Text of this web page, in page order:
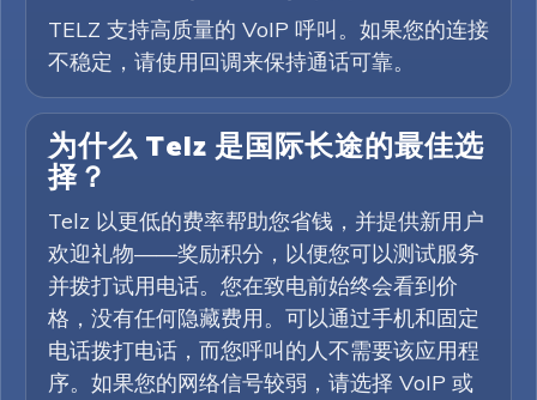
TELZ 支持高质量的 VoIP 呼叫。如果您的连接
不稳定，请使用回调来保持通话可靠。
为什么 Telz 是国际长途的最佳选
择？
Telz 以更低的费率帮助您省钱，并提供新用户
欢迎礼物——奖励积分，以便您可以测试服务
并拨打试用电话。您在致电前始终会看到价
格，没有任何隐藏费用。可以通过手机和固定
电话拨打电话，而您呼叫的人不需要该应用程
序。如果您的网络信号较弱，请选择 VoIP 或